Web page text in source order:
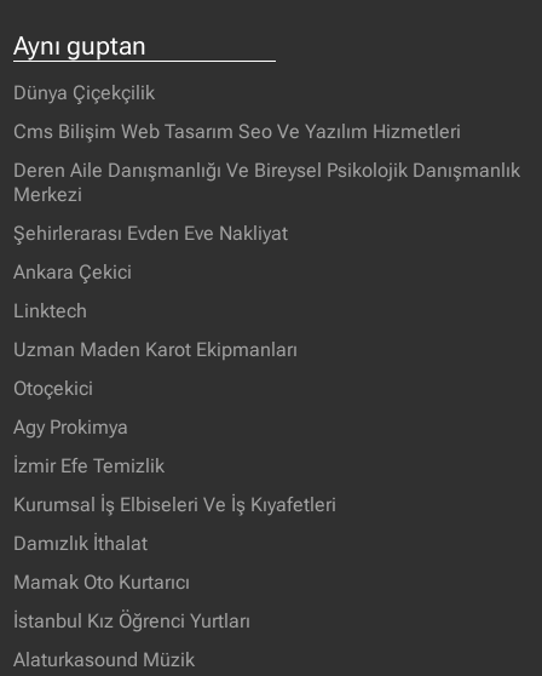
Aynı guptan
Dünya Çiçekçilik
Cms Bilişim Web Tasarım Seo Ve Yazılım Hizmetleri
Deren Aile Danışmanlığı Ve Bireysel Psikolojik Danışmanlık
Merkezi
Şehirlerarası Evden Eve Nakliyat
Ankara Çekici
Linktech
Uzman Maden Karot Ekipmanları
Otoçekici
Agy Prokimya
İzmir Efe Temizlik
Kurumsal İş Elbiseleri Ve İş Kıyafetleri
Damızlık İthalat
Mamak Oto Kurtarıcı
İstanbul Kız Öğrenci Yurtları
Alaturkasound Müzik